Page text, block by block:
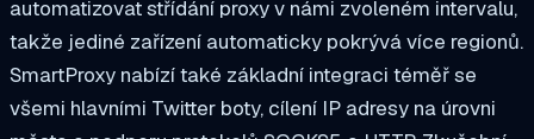
automatizovat střídání proxy v námi zvoleném intervalu,
takže jediné zařízení automaticky pokrývá více regionů.
SmartProxy nabízí také základní integraci téměř se
všemi hlavními Twitter boty, cílení IP adresy na úrovni